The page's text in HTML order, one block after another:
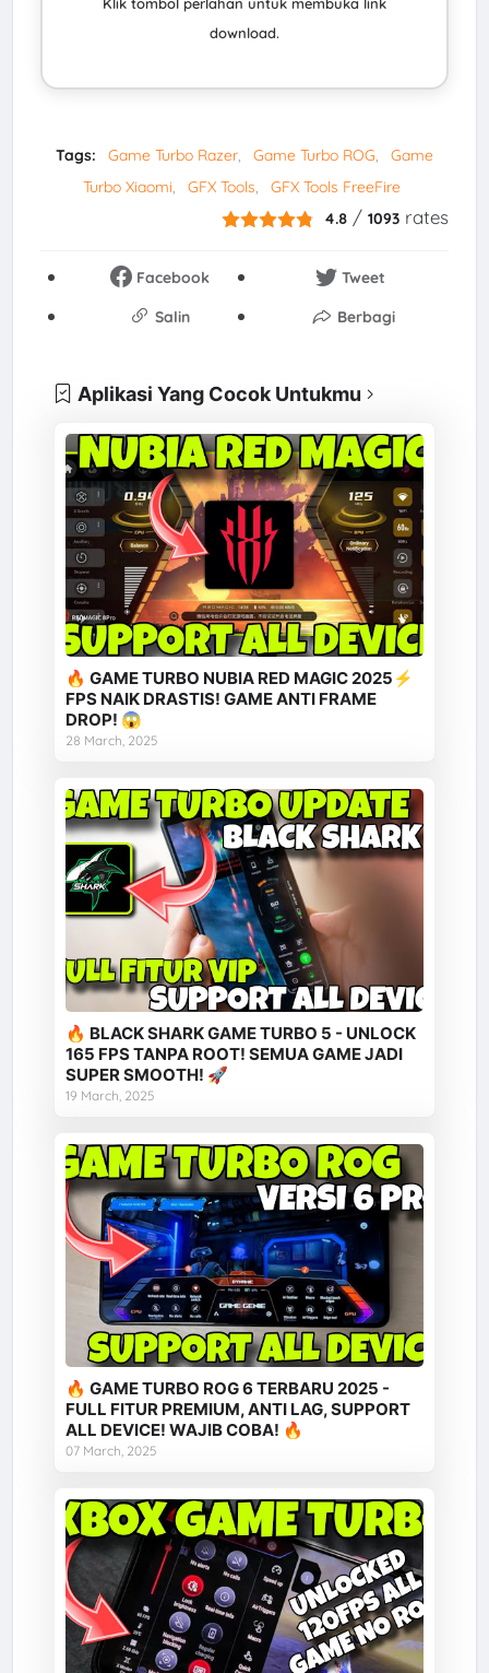
download.
Tags: Game Turbo Razer Game Turbo ROG
Game
Turbo Xiaomi
GFX Tools
GFX Tools FreeFire
4.8 /1093 rates
Facebook
Tweet
Salin
Berbagi
Aplikasi Yang Cocok Untukmu
🔥 GAME TURBO NUBIA RED MAGIC 2025⚡
FPS NAIK DRASTIS! GAME ANTI FRAME
DROP! 😱
28 March, 2025
🔥 BLACK SHARK GAME TURBO 5 - UNLOCK
165 FPS TANPA ROOT! SEMUA GAME JADI
SUPER SMOOTH! 🚀
19 March, 2025
🔥 GAME TURBO ROG 6 TERBARU 2025 -
FULL FITUR PREMIUM, ANTI LAG, SUPPORT
ALL DEVICE! WAJIB COBA! 🔥
07 March, 2025